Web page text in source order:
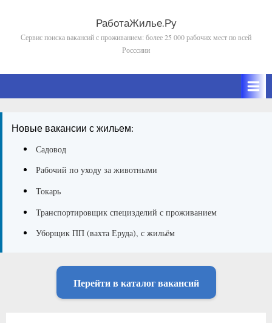
content
РаботаЖилье.Ру
Сервис поиска вакансий с проживанием: более 25 000 рабочих мест по всей
Росссиии
Новые вакансии с жильем:
Садовод
Рабочий по уходу за животными
Токарь
Транспортировщик специзделий с проживанием
Уборщик ПП (вахта Еруда), с жильём
Перейти в каталог вакансий